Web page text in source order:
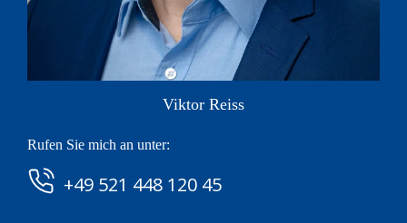
Viktor Reiss
Rufen Sie mich an unter:
+49 521 448 120 45